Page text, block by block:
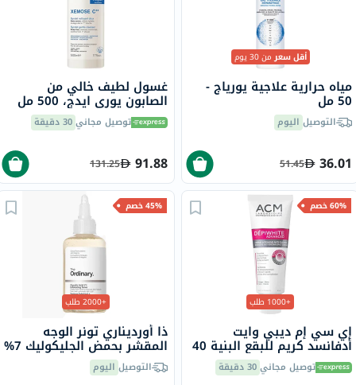
أقل سعرمن 30 يوم
مياه حرارية علاجية يورياج -
50 مل
التوصيل اليوم
36.01
51.45
غسول لطيف خالي من
الصابون يوري ايدج، 500 مل
توصيل مجاني30 دقيقة
91.88
131.25
60% خصم
+1000 طلب
إي سي إم ديبي وايت
أدفانسد كريم للبقع البنية 40
مل توصيل مجاني30 دقيقة
45% خصم
+2000 طلب
ذا أورديناري تونر الوجه
المقشر بحمض الجليكوليك 7%
لتوحيد لون البشرة 240 مل
التوصيل اليوم